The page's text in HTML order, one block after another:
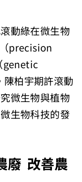
動綠在微生物
precision
柏宇期許滾動
微生物與植物
生物科技的發
廢改善農